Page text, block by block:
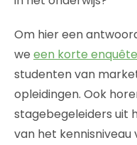
Om hier een
we een korte enquête
studenten van
opleidingen. Ook
stagebegeleiders uit
van het kennisniveau